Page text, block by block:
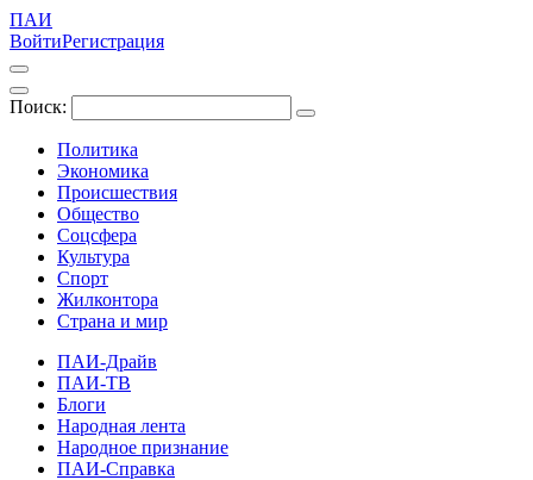
ПАИ
ВойтиРегистрация
Поиск:
Политика
Экономика
Происшествия
Общество
Соцсфера
Культура
Спорт
Жилконтора
Страна и мир
ПАИ-Драйв
ПАИ-ТВ
Блоги
Народная лента
Народное признание
ПАИ-Справка